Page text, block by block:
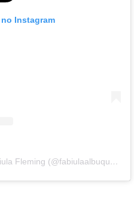
Instagram
Um post compartilhado por Fabiula Fleming (@fabiulaalbuquerquefleming)